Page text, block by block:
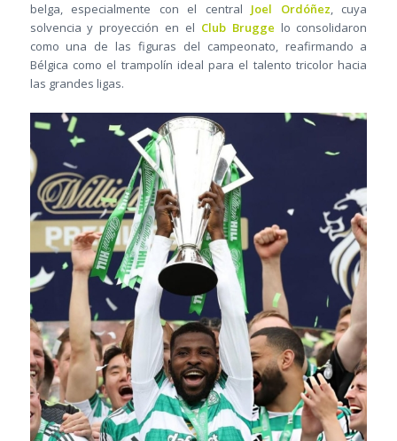
belga, especialmente con el central Joel Ordóñez, cuya
solvencia y proyección en el Club Brugge lo consolidaron
como una de las figuras del campeonato, reafirmando a
Bélgica como el trampolín ideal para el talento tricolor hacia
las grandes ligas.